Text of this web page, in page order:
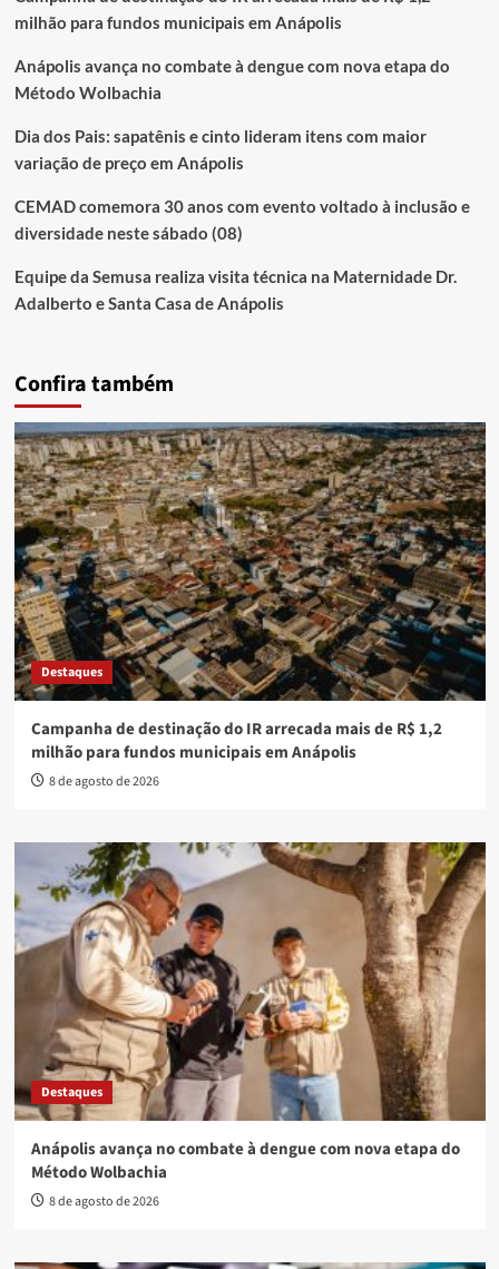
milhão para fundos municipais em Anápolis
Anápolis avança no combate à dengue com nova etapa do
Método Wolbachia
Dia dos Pais: sapatênis e cinto lideram itens com maior
variação de preço em Anápolis
CEMAD comemora 30 anos com evento voltado à inclusão e
diversidade neste sábado (08)
Equipe da Semusa realiza visita técnica na Maternidade Dr.
Adalberto e Santa Casa de Anápolis
Confira também
Destaques
Campanha de destinação do IR arrecada mais de R$ 1,2
milhão para fundos municipais em Anápolis
8 de agosto de 2026
Destaques
Anápolis avança no combate à dengue com nova etapa do
Método Wolbachia
8 de agosto de 2026